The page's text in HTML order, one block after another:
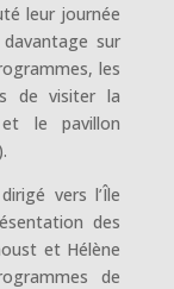
leur journée
sur
les
de visiter la
et le pavillon
vers l’Île
des
et Hélène
de